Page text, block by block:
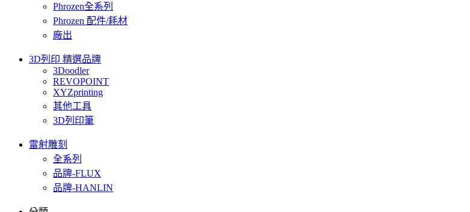
Phrozen全系列
Phrozen 配件/耗材
廠出
3D列印 精選品牌
3Doodler
REVOPOINT
XYZprinting
其他工具
3D列印筆
雷射雕刻
全系列
品牌-FLUX
品牌-HANLIN